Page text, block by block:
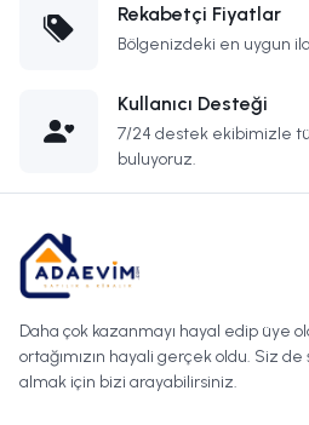
Rekabetçi Fiyatlar
Bölgenizdeki en uygun
Kullanıcı Desteği
7/24 destek ekibimizle
buluyoruz.
Daha çok kazanmayı hayal edip üye
ortağımızın hayali gerçek oldu. Siz
almak için bizi arayabilirsiniz.